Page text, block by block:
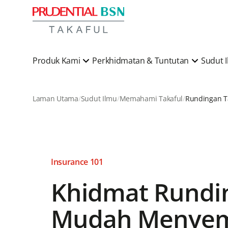
Produk Kami Perkhidmatan & Tuntutan Sudut
Laman Utama Sudut Ilmu Memahami Takaful
Insurance 101
Khidmat
Mudah